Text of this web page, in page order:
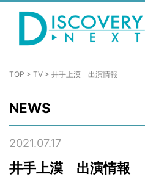
TOP > TV > 井手上漠 出演情報
NEWS
2021.07.17
井手上漠 出演情報